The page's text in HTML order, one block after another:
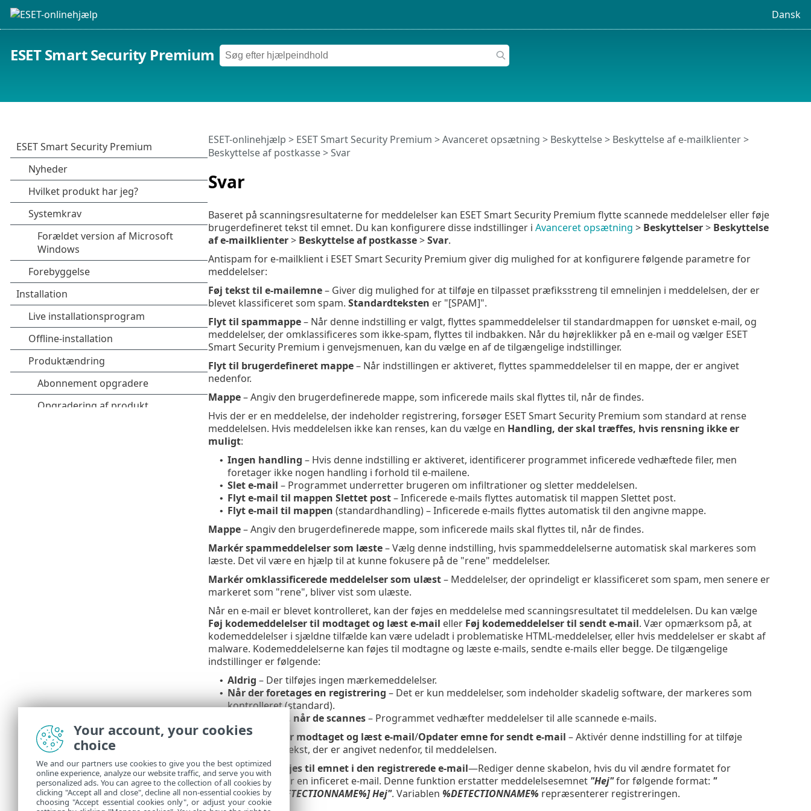
Dansk
ESET Smart Security Premium
Svar
ESET-onlinehjælp > ESET Smart Security Premium >Avanceret opsætning > Beskyttelse> Beskyttelse af e-mailklienter>
Beskyttelse af postkasse> Svar
Baseret på scanningsresultaterne for meddelelser kan ESET Smart Security Premium flytte scannede meddelelser eller føje
brugerdefineret tekst til emnet. Du kan konfigurere disse indstillinger i Avanceret opsætning > Beskyttelser> Beskyttelse
af e-mailklienter> Beskyttelse af postkasse>Svar.
Antispam for e-mailklient i ESET Smart Security Premium giver dig mulighed for at konfigurere følgende parametre for
meddelelser:
Føj tekst til e-mailemne– Giver dig mulighed for at tilføje en tilpasset præfiksstreng til emnelinjen i meddelelsen, der er
blevet klassificeret som spam. Standardteksten er "[SPAM]".
Flyt til spammappe– Når denne indstilling er valgt, flyttes spammeddelelser til standardmappen for uønsket e-mail, og
meddelelser, der omklassificeres som ikke-spam, flyttes til indbakken. Når du højreklikker på en e-mail og vælger ESET
Smart Security Premium i genvejsmenuen, kan du vælge en af de tilgængelige indstillinger.
Flyt til brugerdefineret mappe– Når indstillingen er aktiveret, flyttes spammeddelelser til en mappe, der er angivet
nedenfor.
Mappe– Angiv den brugerdefinerede mappe, som inficerede mails skal flyttes til, når de findes.
Hvis der er en meddelelse, der indeholder registrering, forsøger ESET Smart Security Premium som standard at rense
meddelelsen. Hvis meddelelsen ikke kan renses, kan du vælge en Handling, der skal træffes, hvis rensning ikke er
muligt:
• Ingen handling – Hvis denne indstilling er aktiveret, identificerer programmet inficerede vedhæftede filer, men
foretager ikke nogen handling i forhold til e-mailene.
• Slet e-mail – Programmet underretter brugeren om infiltrationer og sletter meddelelsen.
• Flyt e-mail til mappen Slettet post– Inficerede e-mails flyttes automatisk til mappen Slettet post.
• Flyt e-mail til mappen (standardhandling) – Inficerede e-mails flyttes automatisk til den angivne mappe.
Mappe– Angiv den brugerdefinerede mappe, som inficerede mails skal flyttes til, når de findes.
Markér spammeddelelser som læste– Vælg denne indstilling, hvis spammeddelelserne automatisk skal markeres som
læste. Det vil være en hjælp til at kunne fokusere på de "rene" meddelelser.
Markér omklassificerede meddelelser som ulæst– Meddelelser, der oprindeligt er klassificeret som spam, men senere er
markeret som "rene", bliver vist som ulæste.
Når en e-mail er blevet kontrolleret, kan der føjes en meddelelse med scanningsresultatet til meddelelsen. Du kan vælge
Føj kodemeddelelser til modtaget og læst e-mail eller Føj kodemeddelelser til sendt e-mail. Vær opmærksom på, at
kodemeddelelser i sjældne tilfælde kan være udeladt i problematiske HTML-meddelelser, eller hvis meddelelser er skabt af
malware. Kodemeddelelserne kan føjes til modtagne og læste e-mails, sendte e-mails eller begge. De tilgængelige
indstillinger er følgende:
• Aldrig – Der tilføjes ingen mærkemeddelelser.
• Når der foretages en registrering – Det er kun meddelelser, som indeholder skadelig software, der markeres som
kontrolleret (standard).
Til alle mails, når de scannes– Programmet vedhæfter meddelelser til alle scannede e-mails.
Opdater emne for modtaget og læst e-mail/Opdater emne for sendt e-mail – Aktivér denne indstilling for at tilføje
brugerdefineret tekst, der er angivet nedenfor, til meddelelsen.
Tekst, der skal føjes til emnet i den registrerede e-mail—Rediger denne skabelon, hvis du vil ændre formatet for
emnepræfikset for en inficeret e-mail. Denne funktion erstatter meddelelsesemnet "Hej"for følgende format: "
[registrering %DETECTIONNAME%] Hej". Variablen %DETECTIONNAME% repræsenterer registreringen.
Your account, your cookies
choice
We and our partners use cookies to give you the best optimized
online experience, analyze our website traffic, and serve you with
personalized ads. You can agree to the collection of all cookies by
clicking "Accept all and close", decline all non-essential cookies by
choosing "Accept essential cookies only", or adjust your cookie